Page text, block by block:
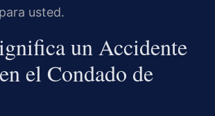
usted.
un Accidente
el Condado de